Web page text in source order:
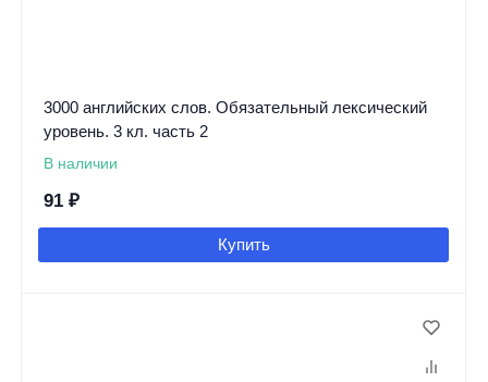
3000 английских слов. Обязательный лексический
уровень. 3 кл. часть 2
В наличии
91 ₽
Купить